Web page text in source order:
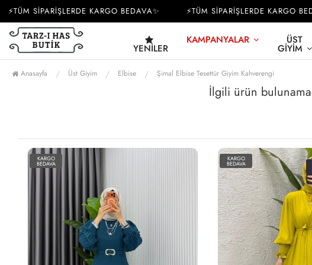
SİPARİŞLERDE KARGO BEDAVA✨ ⚡TÜM SİPARİŞLERDE KARGO
YENILER
KAMPANYALAR ÜST
GIYIM
Anasayfa Üst Giyim Elbise Şimal Elbise Tesettür Giyim Kahverengi
İlgili ürün
KARGO
BEDAVA
KARGO
BEDAVA